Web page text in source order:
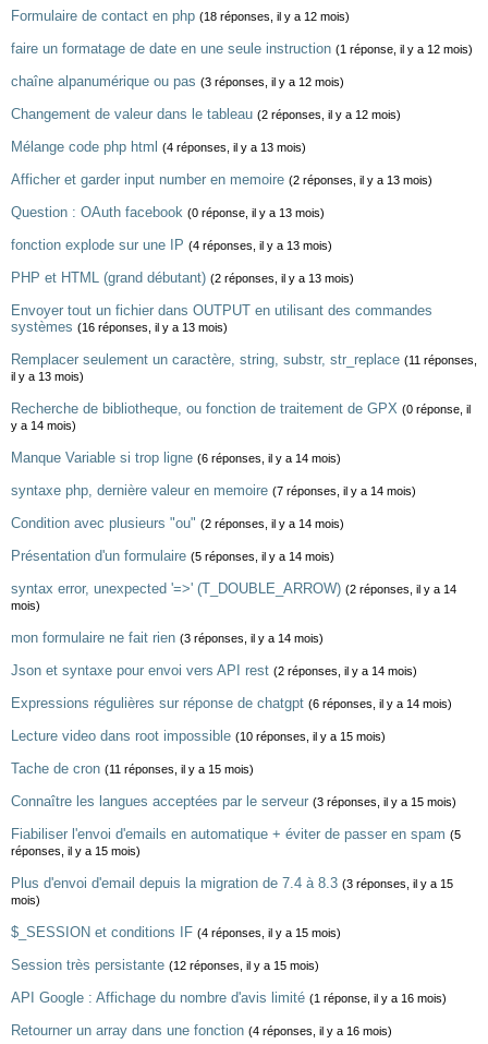
Formulaire de contact en php (18 réponses, il y a 12 mois)
faire un formatage de date en une seule instruction (1 réponse, il y a 12 mois)
chaîne alpanumérique ou pas (3 réponses, il y a 12 mois)
Changement de valeur dans le tableau (2 réponses, il y a 12 mois)
Mélange code php html (4 réponses, il y a 13 mois)
Afficher et garder input number en memoire (2 réponses, il y a 13 mois)
Question : OAuth facebook (0 réponse, il y a 13 mois)
fonction explode sur une IP (4 réponses, il y a 13 mois)
PHP et HTML (grand débutant) (2 réponses, il y a 13 mois)
Envoyer tout un fichier dans OUTPUT en utilisant des commandes
systèmes (16 réponses, il y a 13 mois)
Remplacer seulement un caractère, string, substr, str_replace (11 réponses,
il y a 13 mois)
Recherche de bibliotheque, ou fonction de traitement de GPX (0 réponse, il
y a 14 mois)
Manque Variable si trop ligne (6 réponses, il y a 14 mois)
syntaxe php, dernière valeur en memoire (7 réponses, il y a 14 mois)
Condition avec plusieurs "ou" (2 réponses, il y a 14 mois)
Présentation d'un formulaire (5 réponses, il y a 14 mois)
syntax error, unexpected '=>' (T_DOUBLE_ARROW) (2 réponses, il y a 14
mois)
mon formulaire ne fait rien (3 réponses, il y a 14 mois)
Json et syntaxe pour envoi vers API rest (2 réponses, il y a 14 mois)
Expressions régulières sur réponse de chatgpt (6 réponses, il y a 14 mois)
Lecture video dans root impossible (10 réponses, il y a 15 mois)
Tache de cron (11 réponses, il y a 15 mois)
Connaître les langues acceptées par le serveur (3 réponses, il y a 15 mois)
Fiabiliser l'envoi d'emails en automatique + éviter de passer en spam (5
réponses, il y a 15 mois)
Plus d'envoi d'email depuis la migration de 7.4 à 8.3 (3 réponses, il y a 15
mois)
$_SESSION et conditions IF (4 réponses, il y a 15 mois)
Session très persistante (12 réponses, il y a 15 mois)
API Google : Affichage du nombre d'avis limité (1 réponse, il y a 16 mois)
Retourner un array dans une fonction (4 réponses, il y a 16 mois)